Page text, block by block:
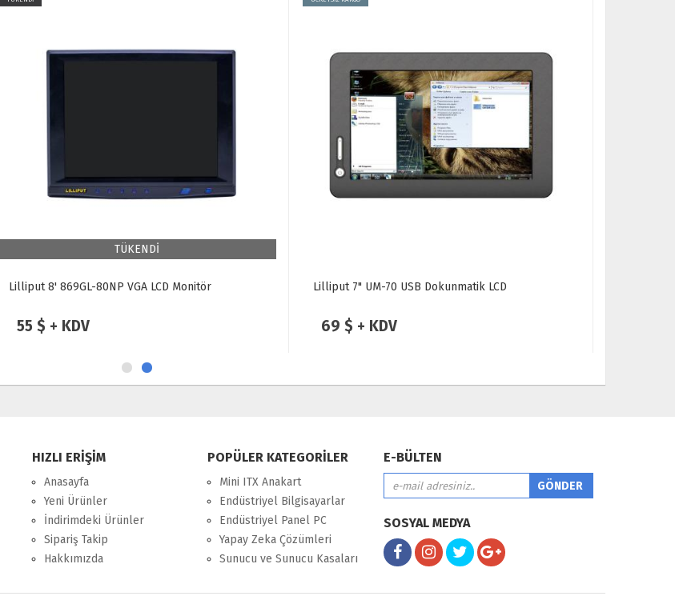
Lilliput 7" UM-70 USB Dokunmatik LCD
69 $ + KDV
Lilliput 7" UM-70 USB LCD Monitör
59 $ + KDV
HIZLI ERİŞİM
Anasayfa
Yeni Ürünler
İndirimdeki Ürünler
Sipariş Takip
Hakkımızda
POPÜLER KATEGORİLER
Mini ITX Anakart
Endüstriyel Bilgisayarlar
Endüstriyel Panel PC
Yapay Zeka Çözümleri
Sunucu ve Sunucu Kasaları
E-BÜLTEN
SOSYAL MEDYA